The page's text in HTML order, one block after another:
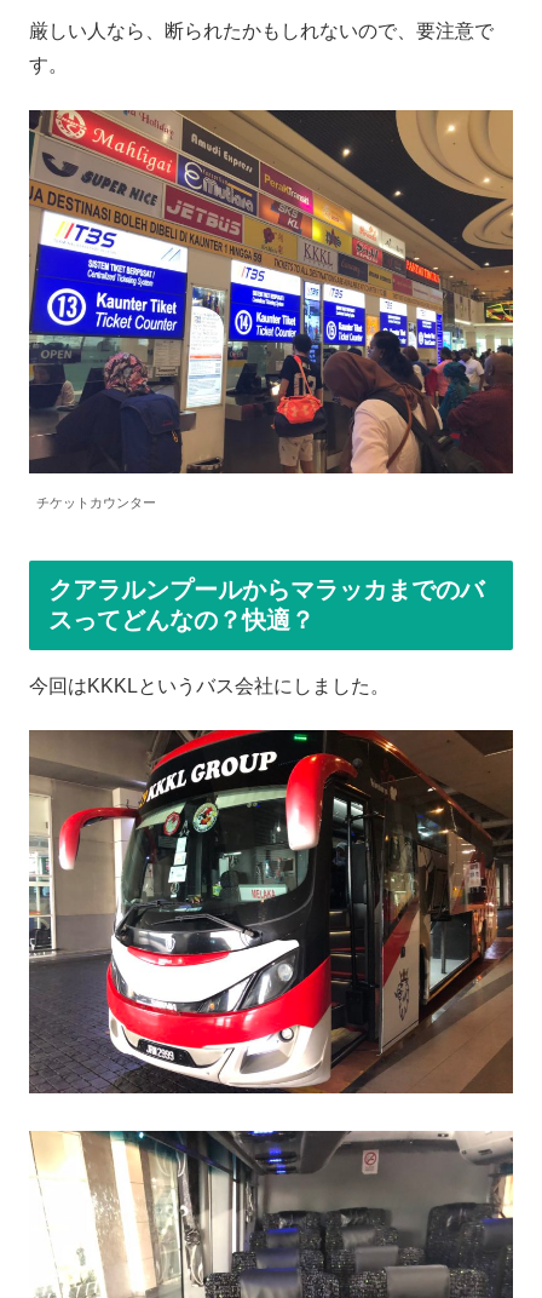
厳しい人なら、断られたかもしれないので、要注意で
す。
チケットカウンター
クアラルンプールからマラッカまでのバ
スってどんなの？快適？
今回はKKKLというバス会社にしました。